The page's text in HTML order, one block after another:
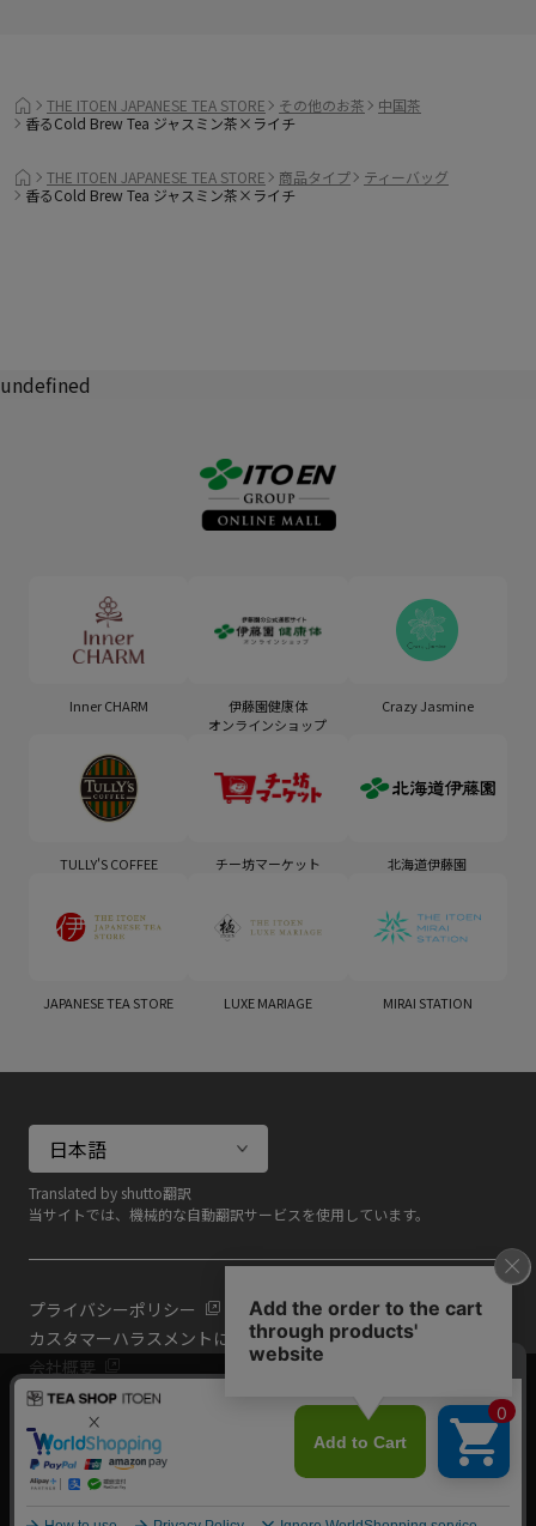
THE ITOEN JAPANESE TEA STORE その他のお茶
中国茶
香るCold Brew Tea ジャスミン茶×ライチ
THE ITOEN JAPANESE TEA STORE 商品タイプ
ティーバッグ
香るCold Brew Tea ジャスミン茶×ライチ
undefined
Translated by shutto翻訳
当サイトでは、機械的な自動翻訳サービスを使用しています。
Inner CHARM
伊藤園健康体
オンラインショップ
Crazy Jasmine
TULLY'S COFFEE チー坊マーケット 北海道伊藤園
JAPANESE TEA STORE LUXE MARIAGE MIRAI STATION
プライバシーポリシー
カスタマーハラスメントに対する基本方針
会社概要
共通規約
よくある質問（共通）
当サイトでは利用体験の向上およびコンテンツの最適な提供、ト
ラフィックの分析を目的としてCookieを使用しています。
サイトの閲覧を継続された場合、Cookieの利用に同意したものと
いたします。
詳細については
閉じる